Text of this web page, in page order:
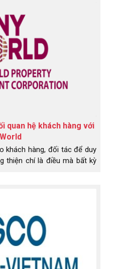
quan hệ khách hàng với
khách hàng, đối tác để duy
thiện chí là điều mà bất kỳ